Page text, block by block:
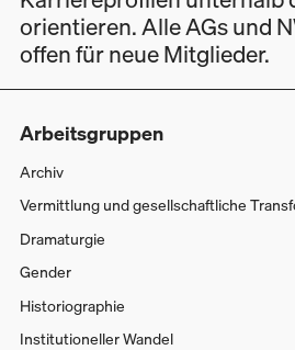
orientieren. Alle AGs und
offen für neue Mitglieder.
Arbeitsgruppen
Archiv
Vermittlung und gesellschaftliche
Dramaturgie
Gender
Historiographie
Institutioneller Wandel